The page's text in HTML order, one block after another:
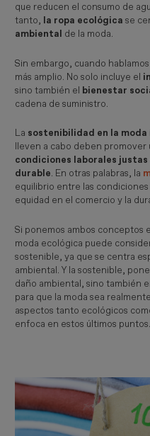
que reducen el consumo de
tanto, la ropa ecológicase
ambiental de la moda.
Sin embargo, cuando
más amplio. No solo incluye el
sino también el bienestar
cadena de suministro.
La sostenibilidad en la moda
lleven a cabo deben promover
condiciones laborales
durable. En otras palabras, la
equilibrio entre las
equidad en el comercio y la
Si ponemos ambos conceptos
moda ecológica puede
sostenible, ya que se centra
ambiental. Y la sostenible,
daño ambiental, sino también
para que la moda sea
aspectos tanto ecológicos
enfoca en estos últimos puntos.